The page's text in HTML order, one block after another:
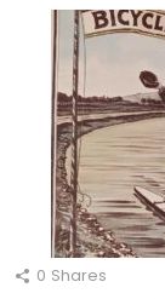
0 Shares